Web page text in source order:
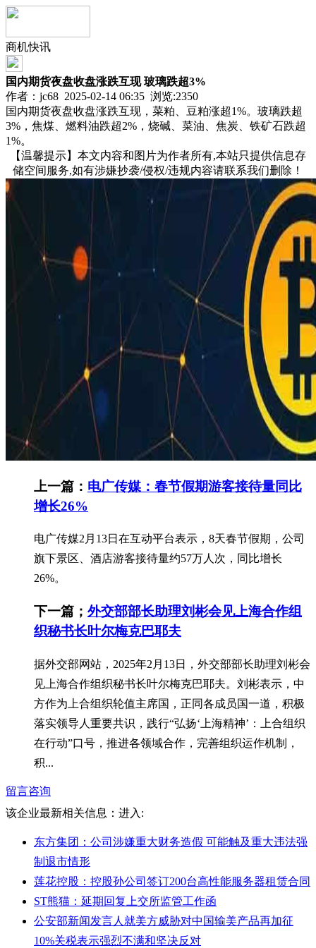
商机快讯
​国内期货夜盘收盘涨跌互现 玻璃跌超3%
作者：jc68 2025-02-14 06:35 浏览:2350
国内期货夜盘收盘涨跌互现，菜粕、豆粕涨超1%。玻璃跌超
3%，焦煤、燃料油跌超2%，烧碱、菜油、焦炭、铁矿石跌超
1%。
【温馨提示】本文内容和图片为作者所有,本站只提供信息存
储空间服务,如有涉嫌抄袭/侵权/违规内容请联系我们删除！
上一篇： 电广传媒：春节假期游客接待量同比
增长26%
电广传媒2月13日在互动平台表示，8天春节假期，公司
旗下景区、酒店游客接待量约57万人次，同比增长
26%。
下一篇； 外交部部长助理刘彬会见上海合作组
织秘书长叶尔梅克巴耶夫
据外交部网站，2025年2月13日，外交部部长助理刘彬会
见上海合作组织秘书长叶尔梅克巴耶夫。刘彬表示，中
方作为上合组织轮值主席国，正同各成员国一道，积极
落实领导人重要共识，践行“弘扬‘上海精神’：上合组织
在行动”口号，推进各领域合作，完善组织运作机制，
积...
留言咨询
该企业最新相关信息： 进入:
东方集团：公司涉嫌重大财务造假 可能触及重大违法强
制退市情形
莲花控股：控股孙公司签订200台高性能服务器租赁合同
ST熊猫：延期回复上交所监管工作函
公安部新闻发言人就美方威胁对中国输美产品再加征
10%关税表示强烈不满和坚决反对